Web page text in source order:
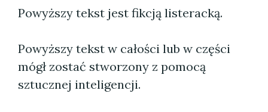
Powyższy tekst jest fikcją listeracką.
Powyższy tekst w całości lub w części
mógł zostać stworzony z pomocą
sztucznej inteligencji.